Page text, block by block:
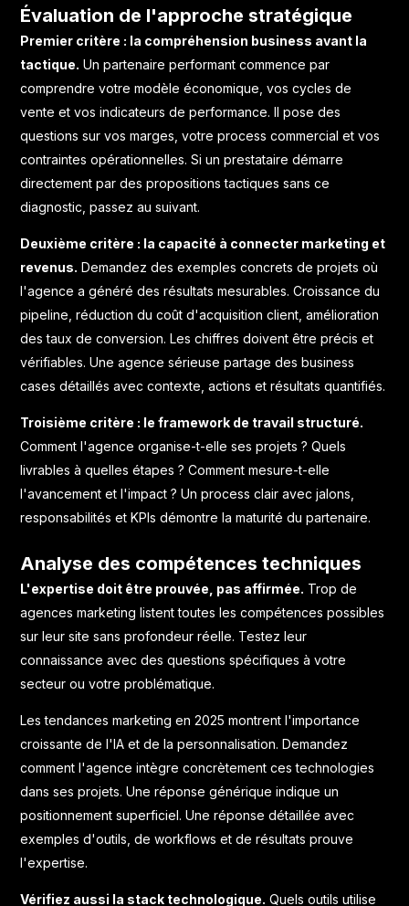
Évaluation de l'approche stratégique
Premier critère : la compréhension business avant la
tactique. Un partenaire performant commence par
comprendre votre modèle économique, vos cycles de
vente et vos indicateurs de performance. Il pose des
questions sur vos marges, votre process commercial et vos
contraintes opérationnelles. Si un prestataire démarre
directement par des propositions tactiques sans ce
diagnostic, passez au suivant.
Deuxième critère : la capacité à connecter marketing et
revenus. Demandez des exemples concrets de projets où
l'agence a généré des résultats mesurables. Croissance du
pipeline, réduction du coût d'acquisition client, amélioration
des taux de conversion. Les chiffres doivent être précis et
vérifiables. Une agence sérieuse partage des business
cases détaillés avec contexte, actions et résultats quantifiés.
Troisième critère : le framework de travail structuré.
Comment l'agence organise-t-elle ses projets ? Quels
livrables à quelles étapes ? Comment mesure-t-elle
l'avancement et l'impact ? Un process clair avec jalons,
responsabilités et KPIs démontre la maturité du partenaire.
Analyse des compétences techniques
L'expertise doit être prouvée, pas affirmée. Trop de
agences marketing listent toutes les compétences possibles
sur leur site sans profondeur réelle. Testez leur
connaissance avec des questions spécifiques à votre
secteur ou votre problématique.
Lestendances marketing en 2025 montrent l'importance
croissante de l'IA et de la personnalisation. Demandez
comment l'agence intègre concrètement ces technologies
dans ses projets. Une réponse générique indique un
positionnement superficiel. Une réponse détaillée avec
exemples d'outils, de workflows et de résultats prouve
l'expertise.
Vérifiez aussi la stack technologique. Quels outils utilise